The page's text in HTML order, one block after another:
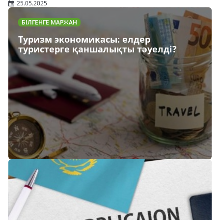
25.05.2025
БІЛГЕНГЕ МАРЖАН
Туризм экономикасы: елдер
туристерге қаншалықты тәуелді?